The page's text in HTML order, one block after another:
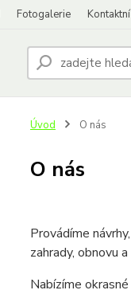
Fotogalerie
Úvod O nás
O nás
Provádíme
zahrady, obnovu
Nabízíme